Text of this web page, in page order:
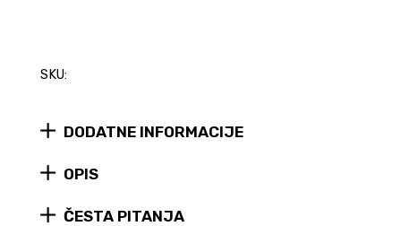
SKU:
DODATNE INFORMACIJE
OPIS
ČESTA PITANJA